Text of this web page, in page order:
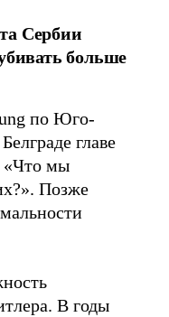
Сербии
больше
по Юго-
главе
«Что мы
Позже
В годы